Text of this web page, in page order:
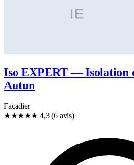
Iso EXPERT — Isolation
Autun
Façadier
★★★★★ 4,3 (6 avis)